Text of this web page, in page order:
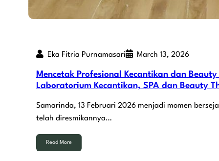
Eka Fitria Purnamasari March 13, 2026
Mencetak Profesional Kecantikan dan
Laboratorium Kecantikan, SPA dan Beauty
Samarinda, 13 Februari 2026 menjadi momen
telah diresmikannya…
Read More